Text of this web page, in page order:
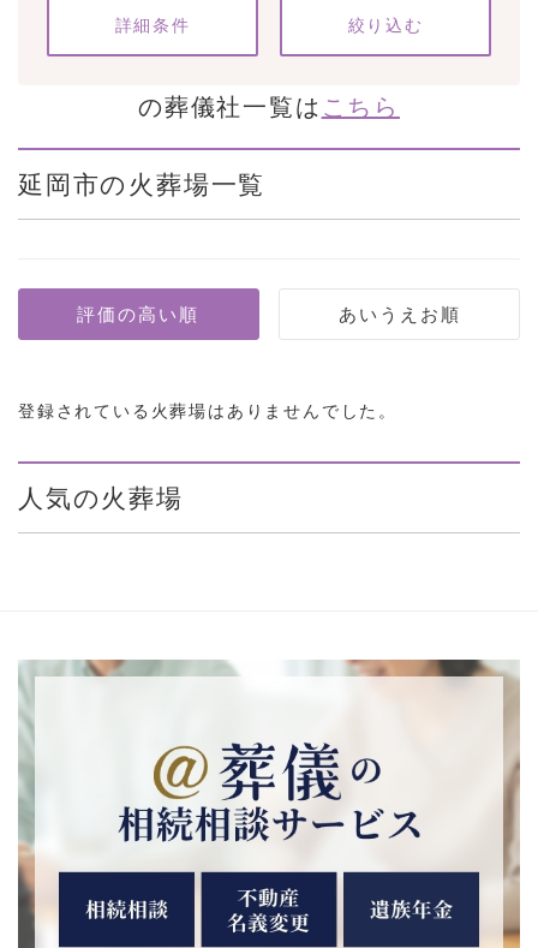
条件をクリア
詳細条件
の葬儀社一覧は こちら
延岡市の火葬場一覧
登録されている火葬場はありませんでした。
人気の火葬場